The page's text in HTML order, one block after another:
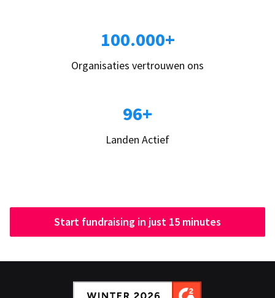
100.000+
Organisaties vertrouwen ons
96+
Landen Actief
Start fundraising in just 15 minutes